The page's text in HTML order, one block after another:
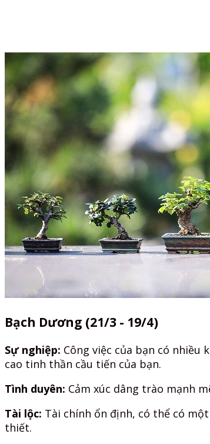
Bạch Dương (21/3 - 19/4)
Sự nghiệp: Công việc của bạn có
cao tinh thần cầu tiến của bạn.
Tình duyên: Cảm xúc dâng trào mạnh
Tài lộc: Tài chính ổn định, có thể có
thiết.